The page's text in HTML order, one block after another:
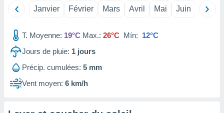
des
notre
le
en
Janvier Février Mars Avril Mai Juin Juillet
T. Moyenne: 19°C Max.: 26°C Mín: 12°C
Jours de pluie: 1 jours
Précip. cumulées: 5 mm
Vent moyen: 6 km/h